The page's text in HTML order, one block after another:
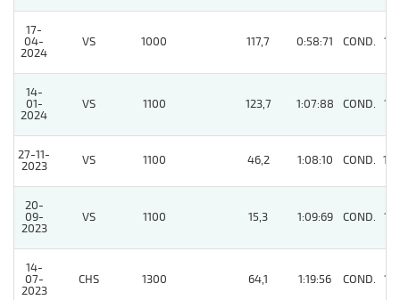
17-
04-
2024
VS 1000 117,7 0:58:71 COND. 13
14-
01-
2024
VS 1100 123,7 1:07:88 COND. 13
27-11-
2023
VS 1100 46,2 1:08:10 COND. 10
20-
09-
2023
VS 1100 15,3 1:09:69 COND. 16
14-
07-
2023
CHS 1300 64,1 1:19:56 COND. 12